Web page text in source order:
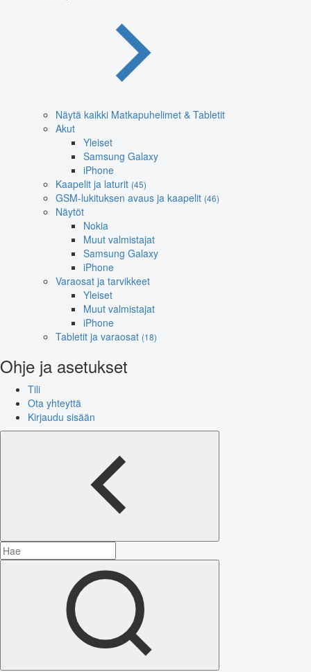
Näytä kaikki Matkapuhelimet & Tabletit
Akut
Yleiset
Samsung Galaxy
iPhone
Kaapelit ja laturit (45)
GSM-lukituksen avaus ja kaapelit (46)
Näytöt
Nokia
Muut valmistajat
Samsung Galaxy
iPhone
Varaosat ja tarvikkeet
Yleiset
Muut valmistajat
iPhone
Tabletit ja varaosat (18)
Ohje ja asetukset
Tili
Ota yhteyttä
Kirjaudu sisään